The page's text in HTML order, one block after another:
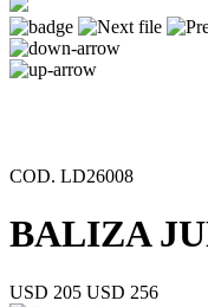
COD. LD26008
BALIZA
USD 205 USD 256